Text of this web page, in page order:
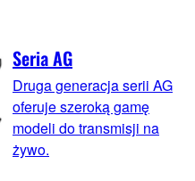
Seria AG
Druga generacja serii AG
oferuje szeroką gamę
modeli do transmisji na
żywo.